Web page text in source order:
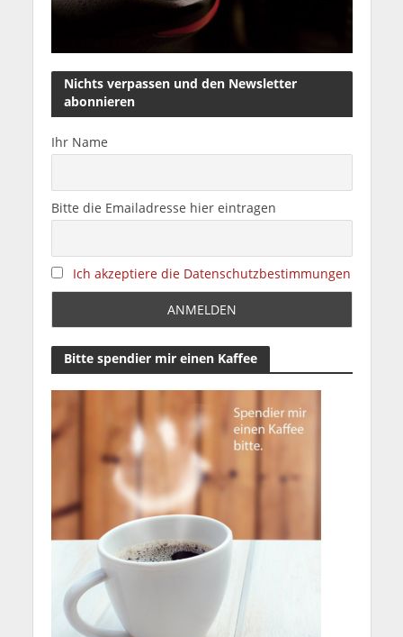
Nichts verpassen und den Newsletter
abonnieren
Ihr Name
Bitte die Emailadresse hier eintragen
Ich akzeptiere die Datenschutzbestimmungen
Bitte spendier mir einen Kaffee